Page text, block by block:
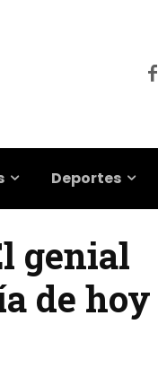
Deportes
genial
de hoy